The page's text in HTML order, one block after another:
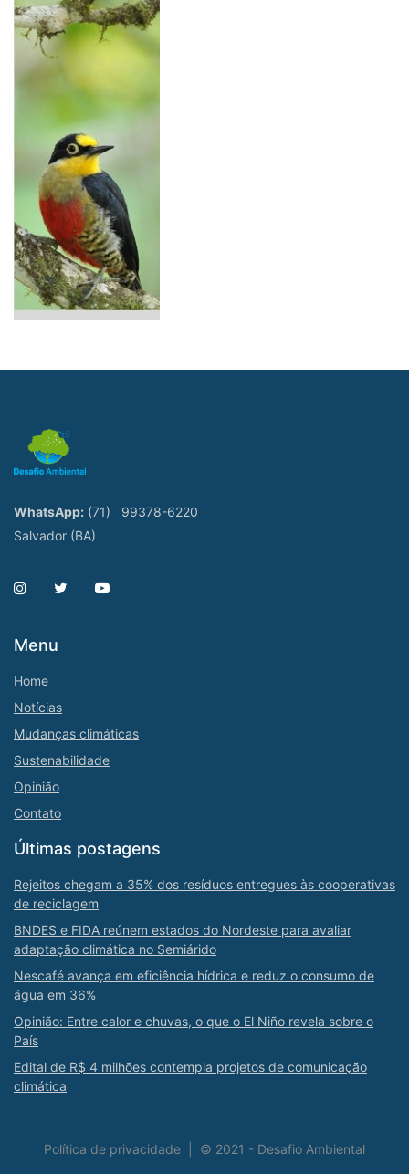
WhatsApp: (71)
99378-6220
Salvador (BA)
Menu
Home
Notícias
Mudanças climáticas
Sustenabilidade
Opinião
Contato
Últimas postagens
Rejeitos chegam a 35% dos resíduos entregues às cooperativas
de reciclagem
BNDES e FIDA reúnem estados do Nordeste para avaliar
adaptação climática no Semiárido
Nescafé avança em eficiência hídrica e reduz o consumo de
água em 36%
Opinião: Entre calor e chuvas, o que o El Niño revela sobre o
País
Edital de R$ 4 milhões contempla projetos de comunicação
climática
Política de privacidade © 2021 - Desafio Ambiental